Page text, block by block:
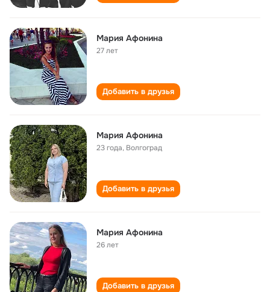
Мария Афонина
27 лет
Добавить в друзья
Мария Афонина
23 года, Волгоград
Добавить в друзья
Мария Афонина
26 лет
Добавить в друзья